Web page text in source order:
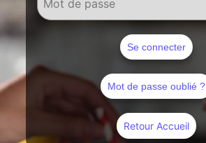
Se connecter
Mot de passe oublié ?
Retour Accueil